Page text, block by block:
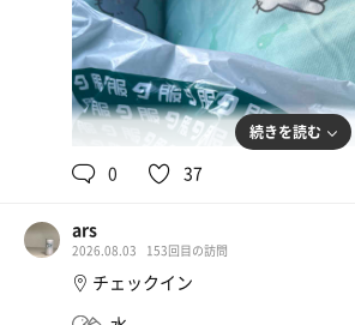
道の駅手作りおにぎりが旦那のブー
続きを読む
0 37
ars
2026.08.03 153回目の訪問
チェックイン